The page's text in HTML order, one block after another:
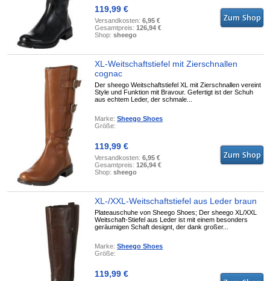
119,99 €
Versandkosten:6,95 €
Gesamtpreis:126,94 €
Shop:sheego
XL-Weitschaftstiefel mit Zierschnallen
cognac
Der sheego Weitschaftstiefel XL mit Zierschnallen vereint
Style und Funktion mit Bravour. Gefertigt ist der Schuh
aus echtem Leder, der schmale...
Marke:Sheego Shoes
Größe:
119,99 €
Versandkosten:6,95 €
Gesamtpreis:126,94 €
Shop:sheego
XL-/XXL-Weitschaftstiefel aus Leder braun
Plateauschuhe von Sheego Shoes; Der sheego XL/XXL
Weitschaft-Stiefel aus Leder ist mit einem besonders
geräumigen Schaft designt, der dank großer...
Marke:Sheego Shoes
Größe:
119,99 €